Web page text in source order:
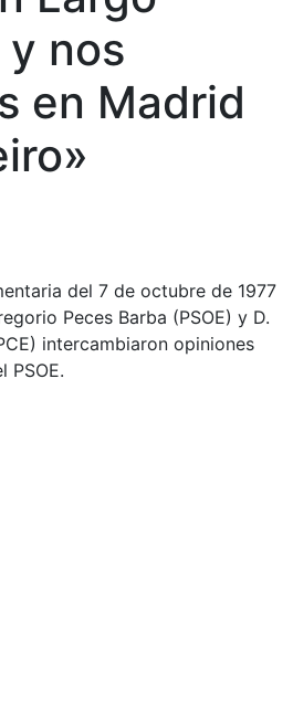
nos
en Madrid
del 7 de octubre de 1977
Peces Barba (PSOE) y D.
intercambiaron opiniones
PSOE.